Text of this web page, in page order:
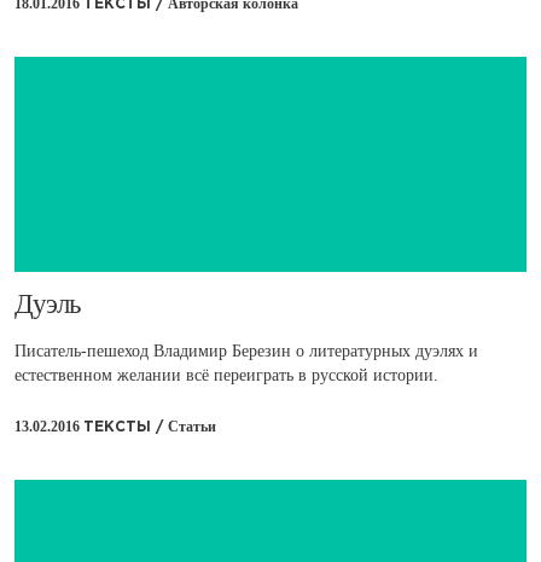
ТЕКСТЫ /
​Дуэль
Писатель-пешеход Владимир Березин о литературных дуэлях и
естественном желании всё переиграть в русской истории.
13.02.2016 ТЕКСТЫ / Статьи